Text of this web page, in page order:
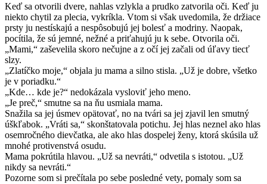
Keď sa otvorili dvere, nahlas vzlykla a prudko zatvorila oči. Keď ju
niekto chytil za plecia, vykríkla. Vtom si však uvedomila, že držiace
prsty ju nestískajú a nespôsobujú jej bolesť a modriny. Naopak,
pocítila, že sú jemné, nežné a priťahujú ju k sebe. Otvorila oči.
„Mami,“ zaševelila skoro nečujne a z očí jej začali od úľavy tiecť
slzy.
„Zlatíčko moje,“ objala ju mama a silno stisla. „Už je dobre, všetko
je v poriadku.“
„Kde… kde je?“ nedokázala vysloviť jeho meno.
„Je preč,“ smutne sa na ňu usmiala mama.
Snažila sa jej úsmev opätovať, no na tvári sa jej zjavil len smutný
úškľabok. „Vráti sa,“ skonštatovala potichu. Jej hlas neznel ako hlas
osemročného dievčatka, ale ako hlas dospelej ženy, ktorá skúsila už
mnohé protivenstvá osudu.
Mama pokrútila hlavou. „Už sa nevráti,“ odvetila s istotou. „Už
nikdy sa nevráti.“
Pozorne som si prečítala po sebe posledné vety, pomaly som sa